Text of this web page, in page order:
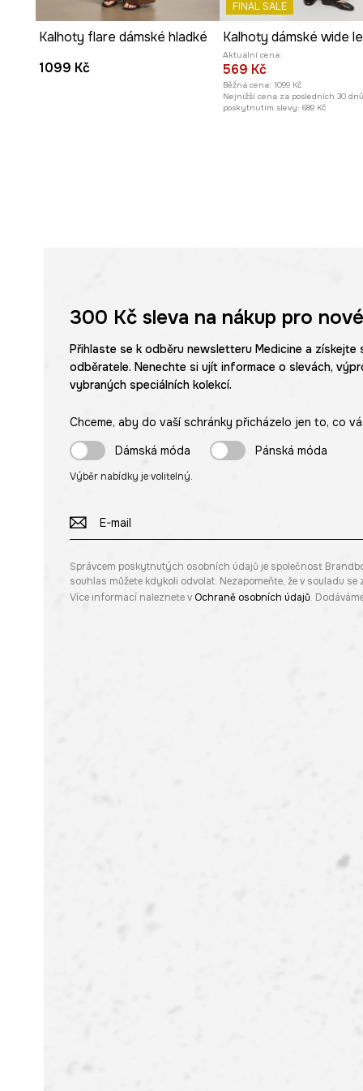
Hladký vzorv hnědé barvě usnadňuje kombinování s
Kalhoty flare dámské hladké
1099 Kč
FINAL SALE
Aktuální cena:
569 Kč
Běžná cena: 1099 Kč
Nejnižší cena za posledních 30
poskytnutím slevy: 689 Kč
300 Kčsleva na nákup pro
Přihlaste se k odběru newsletteru Medicine a získejte
odběratele. Nenechte si ujít informace o slevách,
vybraných speciálních kolekcí.
Chceme, aby do vaší schránky přicházelo jen to, co
Dámská móda
Pánská móda
Výběr nabídky je volitelný.
Správcem poskytnutých osobních údajů je společnost
souhlas můžete kdykoli odvolat. Nezapomeňte, že v souladu
Více informací naleznete v Ochraně osobních údajů.